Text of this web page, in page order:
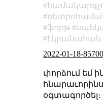
ֆորթ
էկրանահան
2022-01-18-
փորձում եմ
հնարաւորինս
օգտագործել։